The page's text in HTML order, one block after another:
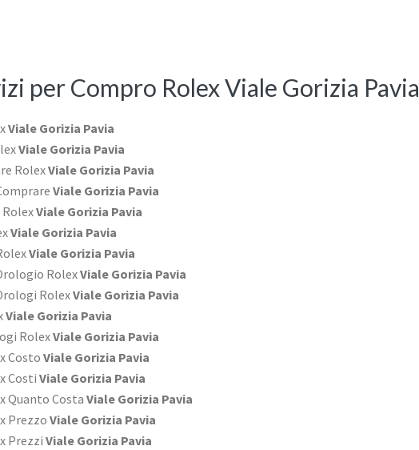
per Compro Rolex Viale Gorizia Pavia
Viale Gorizia Pavia
Viale Gorizia Pavia
RolexViale Gorizia Pavia
Viale Gorizia Pavia
Viale Gorizia Pavia
Viale Gorizia Pavia
Viale Gorizia Pavia
RolexViale Gorizia Pavia
RolexViale Gorizia Pavia
Viale Gorizia Pavia
RolexViale Gorizia Pavia
Costo Viale Gorizia Pavia
Costi Viale Gorizia Pavia
Quanto Costa Viale Gorizia Pavia
Prezzo Viale Gorizia Pavia
Prezzi Viale Gorizia Pavia